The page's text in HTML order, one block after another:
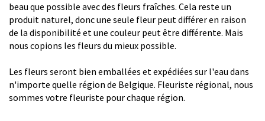
beau que possible avec des fleurs fraîches. Cela reste un
produit naturel, donc une seule fleur peut différer en raison
de la disponibilité et une couleur peut être différente. Mais
nous copions les fleurs du mieux possible.
Les fleurs seront bien emballées et expédiées sur l'eau dans
n'importe quelle région de Belgique. Fleuriste régional, nous
sommes votre fleuriste pour chaque région.